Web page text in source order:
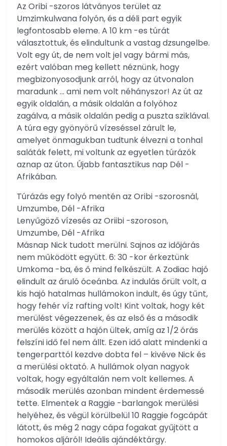
Az Oribi -szoros látványos terület az
Umzimkulwana folyón, és a déli part egyik
legfontosabb eleme. A 10 km -es túrát
választottuk, és elindultunk a vastag dzsungelbe.
Volt egy út, de nem volt jel vagy bármi más,
ezért valóban meg kellett néznünk, hogy
megbizonyosodjunk arról, hogy az útvonalon
maradunk … ami nem volt néhányszor! Az út az
egyik oldalán, a másik oldalán a folyóhoz
zagálva, a másik oldalán pedig a puszta sziklával.
A túra egy gyönyörű vízeséssel zárult le,
amelyet önmagukban tudtunk élvezni a tonhal
saláták felett, mi voltunk az egyetlen túrázók
aznap az úton. Újabb fantasztikus nap Dél -
Afrikában.
Túrázás egy folyó mentén az Oribi -szorosnál,
Umzumbe, Dél -Afrika
Lenyűgöző vízesés az Oriibi -szoroson,
Umzumbe, Dél -Afrika
Másnap Nick tudott merülni. Sajnos az időjárás
nem működött együtt. 6: 30 -kor érkeztünk
Umkoma -ba, és ő mind felkészült. A Zodiac hajó
elindult az áruló óceánba. Az indulás őrült volt, a
kis hajó hatalmas hullámokon indult, és úgy tűnt,
hogy fehér víz rafting volt! Kint voltak, hogy két
merülést végezzenek, és az első és a második
merülés között a hajón ültek, amíg az 1/2 órás
felszíni idő fel nem állt. Ezen idő alatt mindenki a
tengerparttól kezdve dobta fel – kivéve Nick és
a merülési oktató. A hullámok olyan nagyok
voltak, hogy egyáltalán nem volt kellemes. A
második merülés azonban mindent érdemessé
tette. Elmentek a Raggie -barlangok merülési
helyéhez, és végül körülbelül 10 Raggie fogcápát
látott, és még 2 nagy cápa fogakat gyűjtött a
homokos aljáról! Ideális ajándéktárgy.